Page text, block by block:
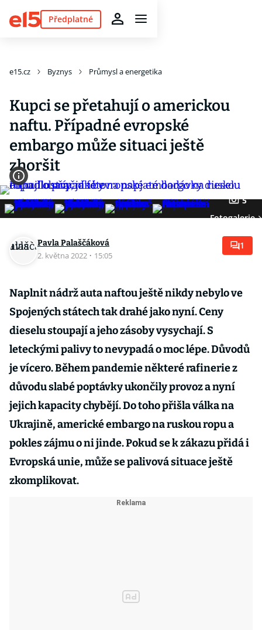
Předplatné
e15.cz Byznys Průmysl a energetika
Kupci se přetahují o americkou
naftu. Případné evropské
embargo může situaci ještě
zhoršit
5
Fotogalerie
Pavla Palaščáková
2. května 2022 · 15:05
1
Naplnit nádrž auta naftou ještě nikdy nebylo ve
Spojených státech tak drahé jako nyní. Ceny
dieselu stoupají a jeho zásoby vysychají. S
leteckými palivy to nevypadá o moc lépe. Důvodů
je vícero. Během pandemie některé rafinerie z
důvodu slabé poptávky ukončily provoz a nyní
jejich kapacity chybějí. Do toho přišla válka na
Ukrajině, americké embargo na ruskou ropu a
pokles zájmu o ni jinde. Pokud se k zákazu přidá i
Evropská unie, může se palivová situace ještě
zkomplikovat.